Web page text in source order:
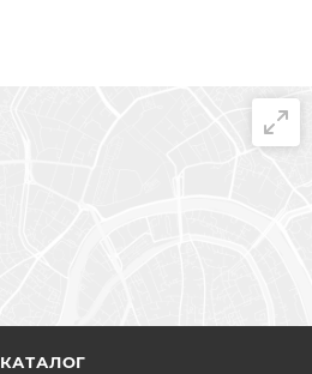
КАТАЛОГ